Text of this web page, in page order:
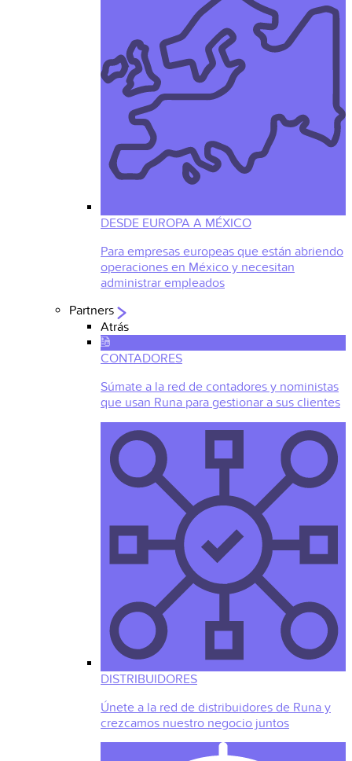
DESDE EUROPA A MÉXICO
Para empresas europeas que están abriendo
operaciones en México y necesitan
administrar empleados
Partners
Atrás
CONTADORES
Súmate a la red de contadores y noministas
que usan Runa para gestionar a sus clientes
DISTRIBUIDORES
Únete a la red de distribuidores de Runa y
crezcamos nuestro negocio juntos